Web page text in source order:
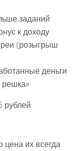
заданий
к доходу
(розыгрыш
деньги
цена их всегда